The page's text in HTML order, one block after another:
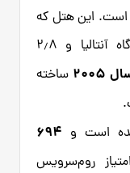
است. این هتل که
در فاصله‌ای ۱۳٫۶ کیلومتری با فرودگاه آنتالیا و ۲٫۸
۲۰۰۵
ساخته
است و ۶۹۴
روم‌سرویس